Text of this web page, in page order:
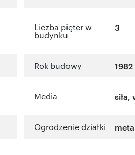
Liczba pięter w
budynku
3
Rok budowy 1982
Media siła,
Ogrodzenie działki